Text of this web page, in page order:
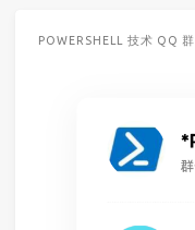
POWERSHELL 技术 QQ 群